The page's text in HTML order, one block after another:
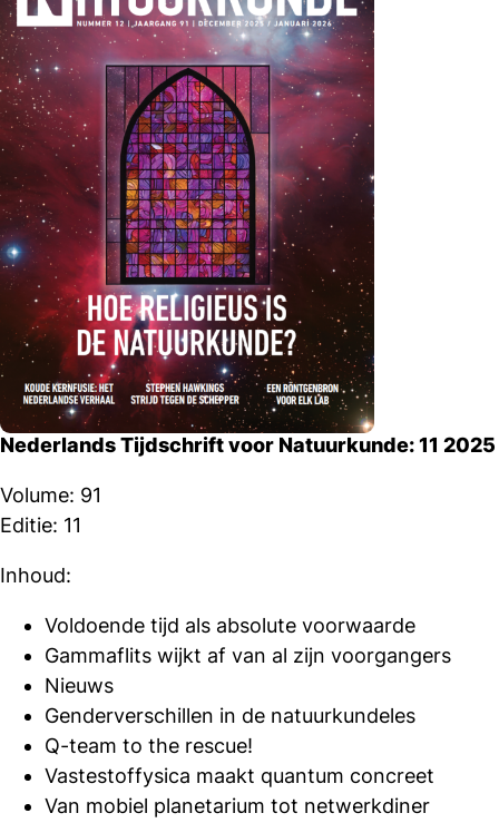
Nederlands Tijdschrift voor Natuurkunde: 11 2025
Volume: 91
Editie: 11
Inhoud:
Voldoende tijd als absolute voorwaarde
Gammaflits wijkt af van al zijn voorgangers
Nieuws
Genderverschillen in de natuurkundeles
Q-team to the rescue!
Vastestoffysica maakt quantum concreet
Van mobiel planetarium tot netwerkdiner